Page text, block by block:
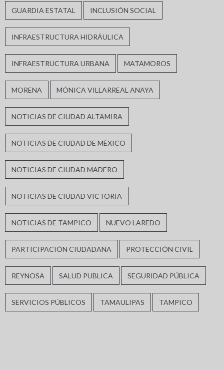
GUARDIA ESTATAL INCLUSIÓN SOCIAL
INFRAESTRUCTURA HIDRÁULICA
INFRAESTRUCTURA URBANA MATAMOROS
MORENA MÓNICA VILLARREAL ANAYA
NOTICIAS DE CIUDAD ALTAMIRA
NOTICIAS DE CIUDAD DE MÉXICO
NOTICIAS DE CIUDAD MADERO
NOTICIAS DE CIUDAD VICTORIA
NOTICIAS DE TAMPICO NUEVO LAREDO
PARTICIPACIÓN CIUDADANA PROTECCIÓN CIVIL
REYNOSA SALUD PUBLICA SEGURIDAD PÚBLICA
SERVICIOS PÚBLICOS TAMAULIPAS TAMPICO